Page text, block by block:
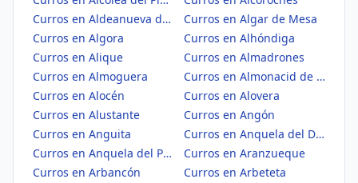
Curros en Aldeanueva de Guadalajara
Curros en Algar de Mesa
Curros en Algora
Curros en Alhóndiga
Curros en Alique
Curros en Almadrones
Curros en Almoguera
Curros en Almonacid de Zorita
Curros en Alocén
Curros en Alovera
Curros en Alustante
Curros en Angón
Curros en Anguita
Curros en Anquela del Ducado
Curros en Anquela del Pedregal
Curros en Aranzueque
Curros en Arbancón
Curros en Arbeteta